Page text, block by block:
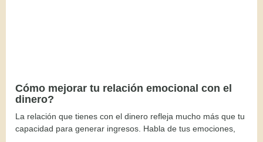
Cómo mejorar tu relación emocional con el
dinero?
La relación que tienes con el dinero refleja mucho más que tu
capacidad para generar ingresos. Habla de tus emociones,